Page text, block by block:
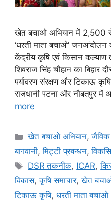
खेत बचाओ अभियान में 2,500
‘धरती माता बचाओ’ जनआंदोलन
केंद्रीय कृषि एवं किसान कल्याण
शिवराज सिंह चौहान का बिहार
पर्यावरण संरक्षण और टिकाऊ
राजधानी पटना और नौबतपुर में
more
खेत बचाओ अभियान,
बागवानी,मि‌ट्टी प्रबन्धन,
DSR तकनीक, ICAR,
विकास,कृषि समाचार,खेत
टिकाऊ कृषि, धरती माता